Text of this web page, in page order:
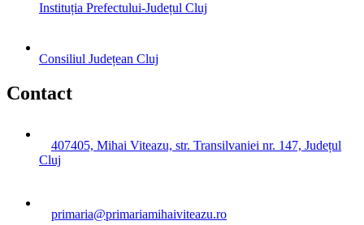
Instituția Prefectului-Județul Cluj
Consiliul Județean Cluj
Contact
407405, Mihai Viteazu, str. Transilvaniei nr. 147, Județul
Cluj
primaria@primariamihaiviteazu.ro